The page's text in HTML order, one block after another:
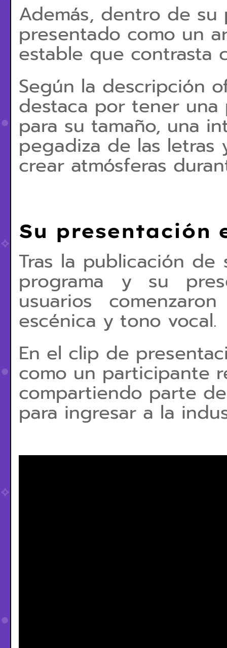
Además, dentro de
presentado como un
estable que contrasta
Según la descripción
destaca por tener
para su tamaño, una
pegadiza de las letras
crear atmósferas
Su presentación
Tras la publicación
programa y su
usuarios
escénica y tono vocal.
En el clip de
como un participante
compartiendo parte
para ingresar a la